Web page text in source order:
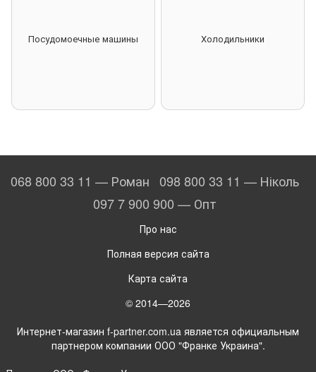
Посудомоечные машины Холодильники
068 800 33 11 — Роман 098 800 33 11 — Ніколь
097 7 900 900 — Опт
Про нас
Полная версия сайта
Карта сайта
© 2014—2026
Интернет-магазин f-partner.com.ua является официальным
партнером компании ООО "Франке Украина".